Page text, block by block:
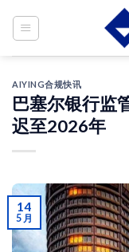
AIYING合规快讯
巴塞尔银行监
迟至2026年
14
5 月